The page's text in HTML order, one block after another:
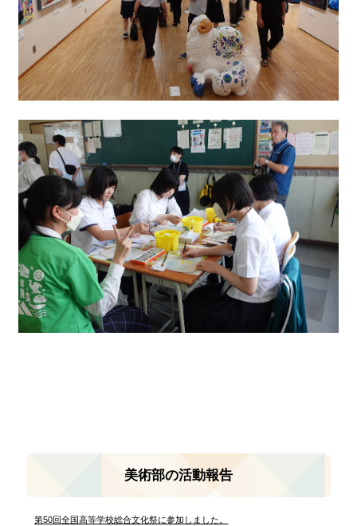
美術部の活動報告
第50回全国高等学校総合文化祭に参加しました。